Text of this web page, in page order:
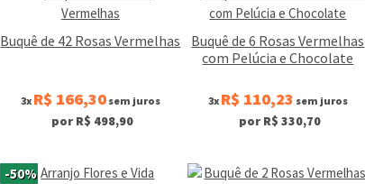
Buquê de 42 Rosas Vermelhas
3x R$ 166,30sem juros
por R$ 498,90
Buquê de 6 Rosas Vermelhas
com Pelúcia e Chocolate
3x R$ 110,23 sem juros
por R$ 330,70
-50%